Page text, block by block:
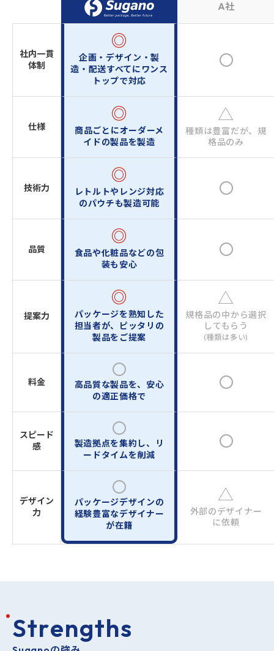
A社
社内一貫
体制
◎
企画・デザイン・製
造・配送すべてにワンス
トップで対応
仕様
◎
商品ごとにオーダーメ
イドの製品を製造
△
種類は豊富だが、規
格品のみ
技術力
◎
レトルトやレンジ対応
のパウチも製造可能
品質
◎
食品や化粧品などの包
装も安心
提案力
◎
パッケージを熟知した
担当者が、
ピッタリの
製品をご提案
△
規格品の中から選択
してもらう
(種類は多い)
料金
高品質な製品を、安心
の適正価格で
スピード
感
製造拠点を集約し、リ
ードタイムを削減
デザイン
力
パッケージデザインの
経験豊富なデザイナー
が在籍
△
外部のデザイナー
に依頼
Strengths